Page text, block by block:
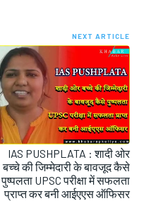
NEXT ARTICLE
IAS PUSHPLATA : शादी ओर
बच्चे की जिम्मेदारी के बावजूद कैसे
पुष्पलता UPSC परीक्षा में सफलता
प्राप्त कर बनी आईएएस ऑफिसर